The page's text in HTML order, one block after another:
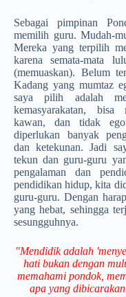
Sebagai pimpinan
memilih guru. Mudah-
Mereka yang terpilih
karena semata-mata
(memuaskan). Belum
Kadang yang mumtaz
saya pilih adalah
kemasyarakatan,
kawan, dan tidak
diperlukan banyak
dan ketekunan. Jadi
tekun dan guru-guru
pengalaman dan
pendidikan hidup, kita
guru-guru. Dengan
yang hebat, sehingga
sesungguhnya.
"Mendidik adalah
hati bukan dengan
memahami pondok,
apa yang